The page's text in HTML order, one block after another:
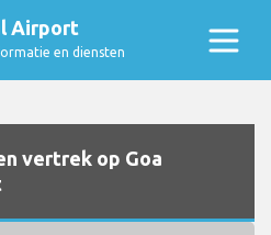
Airport
en diensten
vertrek op Goa